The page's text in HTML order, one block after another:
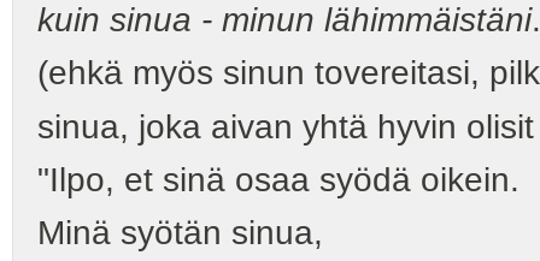
kuin sinua - minun lähimmäistäni
(ehkä myös sinun tovereitasi,
sinua, joka aivan yhtä hyvin
"Ilpo, et sinä osaa syödä oikein.
Minä syötän sinua,